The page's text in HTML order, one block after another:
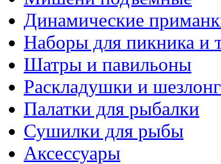
Динамические
Наборы для пикника и
Шатры и павильоны
Раскладушки и
Палатки для рыбалки
Сушилки для рыбы
Аксессуары